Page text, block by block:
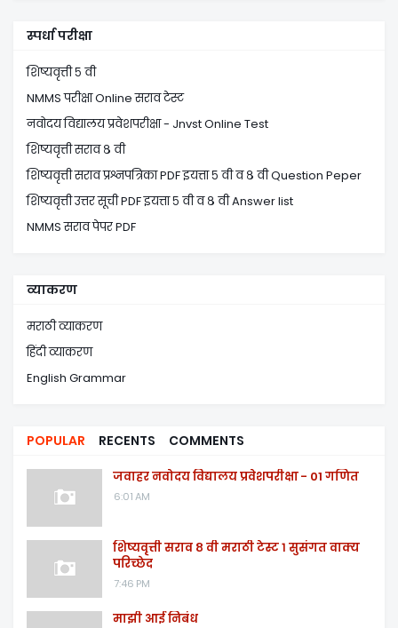
स्पर्धा परीक्षा
शिष्यवृत्ती ५ वी
NMMS परीक्षा Online सराव टेस्ट
नवोदय विद्यालय प्रवेशपरीक्षा - Jnvst Online Test
शिष्यवृत्ती सराव ८ वी
शिष्यवृत्ती सराव प्रश्नपत्रिका PDF इयत्ता ५ वी व ८ वी Question Peper
शिष्यवृत्ती उत्तर सूची PDF इयत्ता ५ वी व ८ वी Answer list
NMMS सराव पेपर PDF
व्याकरण
मराठी व्याकरण
हिंदी व्याकरण
English Grammar
POPULAR RECENTS COMMENTS
जवाहर नवोदय विद्यालय प्रवेशपरीक्षा - 01 गणित
6:01 AM
शिष्यवृत्ती सराव ८ वी मराठी टेस्ट १ सुसंगत वाक्य
परिच्छेद
7:46 PM
माझी आई निबंध